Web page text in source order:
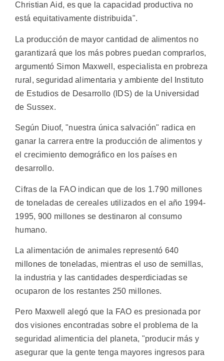
Christian Aid, es que la capacidad productiva no
está equitativamente distribuida".
La producción de mayor cantidad de alimentos no
garantizará que los más pobres puedan comprarlos,
argumentó Simon Maxwell, especialista en probreza
rural, seguridad alimentaria y ambiente del Instituto
de Estudios de Desarrollo (IDS) de la Universidad
de Sussex.
Según Diuof, "nuestra única salvación" radica en
ganar la carrera entre la producción de alimentos y
el crecimiento demográfico en los países en
desarrollo.
Cifras de la FAO indican que de los 1.790 millones
de toneladas de cereales utilizados en el año 1994-
1995, 900 millones se destinaron al consumo
humano.
La alimentación de animales representó 640
millones de toneladas, mientras el uso de semillas,
la industria y las cantidades desperdiciadas se
ocuparon de los restantes 250 millones.
Pero Maxwell alegó que la FAO es presionada por
dos visiones encontradas sobre el problema de la
seguridad alimenticia del planeta, "producir más y
asegurar que la gente tenga mayores ingresos para